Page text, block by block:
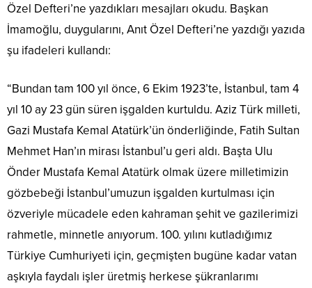
Özel Defteri’ne yazdıkları mesajları okudu. Başkan
İmamoğlu, duygularını, Anıt Özel Defteri’ne yazdığı yazıda
şu ifadeleri kullandı:
“Bundan tam 100 yıl önce, 6 Ekim 1923’te, İstanbul, tam 4
yıl 10 ay 23 gün süren işgalden kurtuldu. Aziz Türk milleti,
Gazi Mustafa Kemal Atatürk’ün önderliğinde, Fatih Sultan
Mehmet Han’ın mirası İstanbul’u geri aldı. Başta Ulu
Önder Mustafa Kemal Atatürk olmak üzere milletimizin
gözbebeği İstanbul’umuzun işgalden kurtulması için
özveriyle mücadele eden kahraman şehit ve gazilerimizi
rahmetle, minnetle anıyorum. 100. yılını kutladığımız
Türkiye Cumhuriyeti için, geçmişten bugüne kadar vatan
aşkıyla faydalı işler üretmiş herkese şükranlarımı